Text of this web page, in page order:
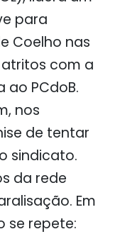
para
Coelho nas
com a
ao PCdoB.
nos
de tentar
sindicato.
da rede
Em
se repete: